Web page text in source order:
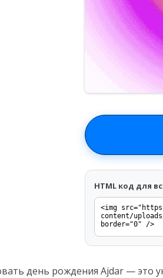
HTML код для
день рождения Ajdar — это